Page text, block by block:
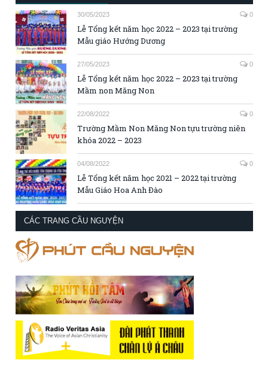
30/05/2023 0
Lễ Tổng kết năm học 2022 – 2023 tại trường
Mẫu giáo Hướng Dương
27/05/2023 0
Lễ Tổng kết năm học 2022 – 2023 tại trường
Mầm non Măng Non
22/08/2022 0
Trường Mầm Non Măng Non tựu trường niên
khóa 2022 – 2023
04/08/2022 0
Lễ Tổng kết năm học 2021 – 2022 tại trường
Mẫu Giáo Hoa Anh Đào
CÁC TRANG CẦU NGUYỆN